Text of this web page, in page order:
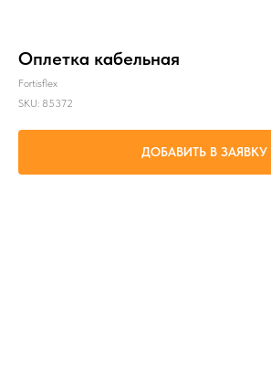
Оплетка кабельная
Fortisflex
SKU: 85372
ДОБАВИТЬ В ЗАЯВКУ